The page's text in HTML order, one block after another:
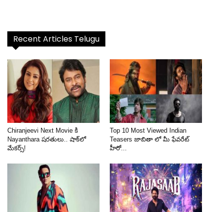
Recent Articles Telugu
Chiranjeevi Next Movie కి
Nayanthara షరతులు.. షాక్‌లో
మేకర్స్!
Top 10 Most Viewed Indian
Teasers జాబితా లో మీ ఫేవరేట్
హీరో...